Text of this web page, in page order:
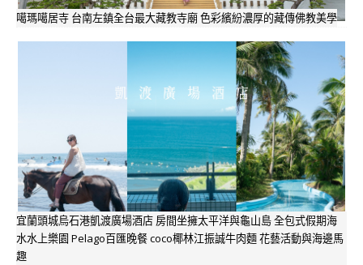
噶瑪噶居寺 台南左鎮全台最大藏教寺廟 色彩繽紛濃厚的藏傳佛教美學
宜蘭頭城烏石港凱渡廣場酒店 房間坐擁太平洋與龜山島 全包式假期海
水水上樂園 Pelago百匯晚餐 coco椰林江振誠牛肉麵 花藝活動與海邊馬
趣